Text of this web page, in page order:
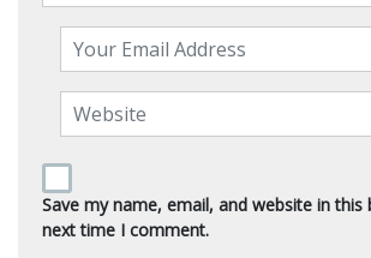
Save my name, email, and website in
next time I comment.